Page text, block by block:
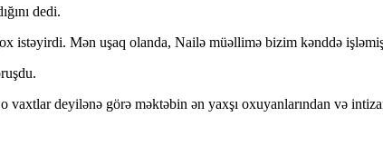
dedi.
istəyirdi. Mən uşaq olanda, Nailə müəllimə bizim kənddə
deyilənə görə məktəbin ən yaxşı oxuyanlarından və